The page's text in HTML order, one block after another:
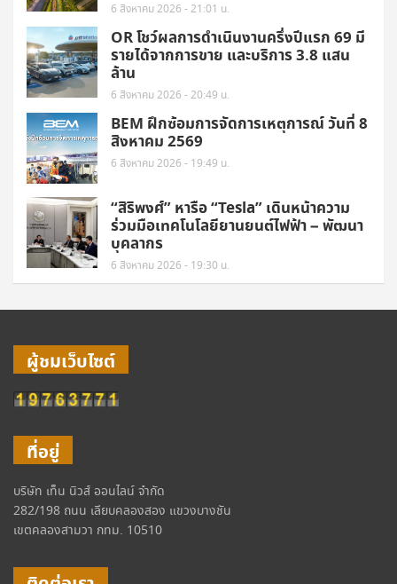
6 สิงหาคม 2026 - 21:01 น.
OR โชว์ผลการดำเนินงานครึ่งปีแรก 69 มี
รายได้จากการขาย และบริการ 3.8 แสน
ล้าน
6 สิงหาคม 2026 - 20:49 น.
BEM ฝึกซ้อมการจัดการเหตุการณ์ วันที่ 8
สิงหาคม 2569
6 สิงหาคม 2026 - 19:49 น.
“สิริพงศ์” หารือ “Tesla” เดินหน้าความ
ร่วมมือเทคโนโลยียานยนต์ไฟฟ้า – พัฒนา
บุคลากร
6 สิงหาคม 2026 - 19:30 น.
ผู้ชมเว็บไซต์
ที่อยู่
บริษัท เท็น นิวส์ ออนไลน์ จำกัด
282/198 ถนน เลียบคลองสอง แขวงบางชัน
เขตคลองสามวา กทม. 10510